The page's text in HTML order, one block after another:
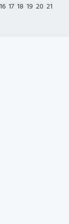
16 17 18 19 20 21